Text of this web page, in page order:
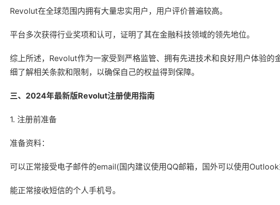
Revolut在全球范围内拥有大量忠实用户，用户评价普遍较高。
平台多次获得行业奖项和认可，证明了其在金融科技领域的领先地位。
综上所述，Revolut作为一家受到严格监管、拥有先进技术和良好用户体验
细了解相关条款和限制，以确保自己的权益得到保障。
三、2024年最新版Revolut注册使用指南
1. 注册前准备
准备资料：
可以正常接受电子邮件的email(国内建议使用QQ邮箱，国外可以使用Outlook
能正常接收短信的个人手机号。